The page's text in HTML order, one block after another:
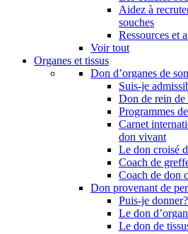
Aidez à
souches
Ressources et
Voir tout
Organes et tissus
Don d’organes de
Suis-je
Don de rein de
Programmes
Carnet
don vivant
Le don croisé
Coach de
Coach de don
Don provenant de
Puis-je donner?
Le don
Le don de